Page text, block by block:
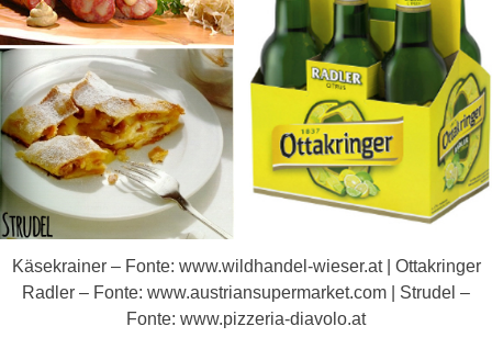
Käsekrainer – Fonte: www.wildhandel-wieser.at | Ottakringer
Radler – Fonte: www.austriansupermarket.com | Strudel –
Fonte: www.pizzeria-diavolo.at